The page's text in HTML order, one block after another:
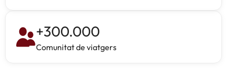
+300.000
Comunitat de viatgers